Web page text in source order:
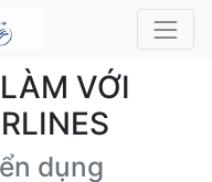
VỚI
dụng